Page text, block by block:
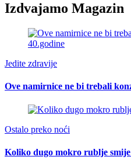
Izdvajamo Magazin
Jedite zdravije
Ove namirnice ne bi trebali
Ostalo preko noći
Koliko dugo mokro rublje